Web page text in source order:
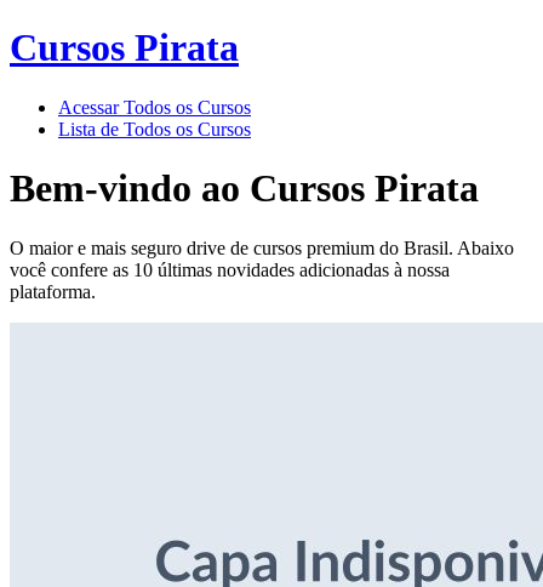
Cursos Pirata
Acessar Todos os Cursos
Lista de Todos os Cursos
Bem-vindo ao Cursos Pirata
O maior e mais seguro drive de cursos premium do Brasil. Abaixo
você confere as 10 últimas novidades adicionadas à nossa
plataforma.